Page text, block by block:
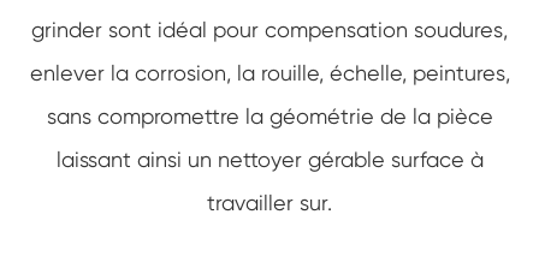
grinder sont idéal pour compensation soudures,
enlever la corrosion, la rouille, échelle, peintures,
sans compromettre la géométrie de la pièce
laissant ainsi un nettoyer gérable surface à
travailler sur.